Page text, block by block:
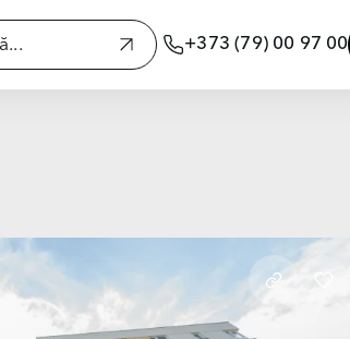
+373 (79) 00 97 00